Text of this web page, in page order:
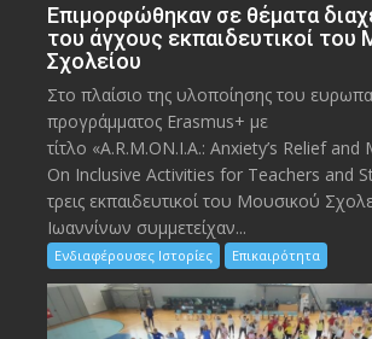
Eπιμορφώθηκαν σε θέματα
του άγχους εκπαιδευτικοί του
Σχολείου
Στο πλαίσιο της υλοποίησης του
προγράμματος Erasmus+ με
τίτλο «A.R.M.ON.I.A.: Anxiety’s Relief
On Inclusive Activities for Teachers and
τρεις εκπαιδευτικοί του Μουσικού
Ιωαννίνων συμμετείχαν...
Ενδιαφέρουσες Ιστορίες Επικαιρότητα